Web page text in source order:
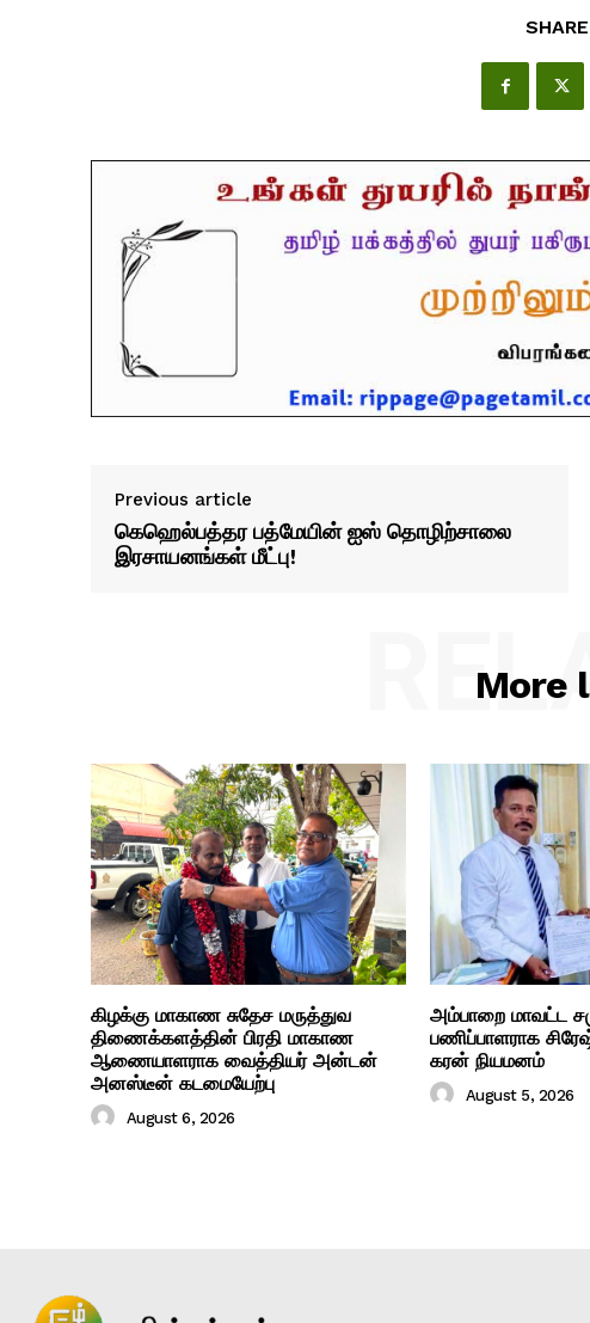
Previous article
கெஹெல்பத்தர பத்மேயின் ஐஸ் தொழிற்சாலை
இரசாயனங்கள் மீட்பு!
More
கிழக்கு மாகாண சுதேச மருத்துவ
திணைக்களத்தின் பிரதி மாகாண
ஆணையாளராக வைத்தியர் அன்டன்
அனஸ்டீன் கடமையேற்பு
August 6, 2026
அம்பாறை மாவட்ட
பணிப்பாளராக
கரன் நியமனம்
August 5, 2026